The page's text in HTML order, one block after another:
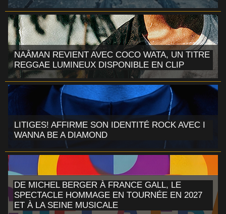
NAÂMAN REVIENT AVEC COCO WATA, UN TITRE
REGGAE LUMINEUX DISPONIBLE EN CLIP
LITIGES! AFFIRME SON IDENTITÉ ROCK AVEC I
WANNA BE A DIAMOND
DE MICHEL BERGER À FRANCE GALL, LE
SPECTACLE HOMMAGE EN TOURNÉE EN 2027
ET À LA SEINE MUSICALE